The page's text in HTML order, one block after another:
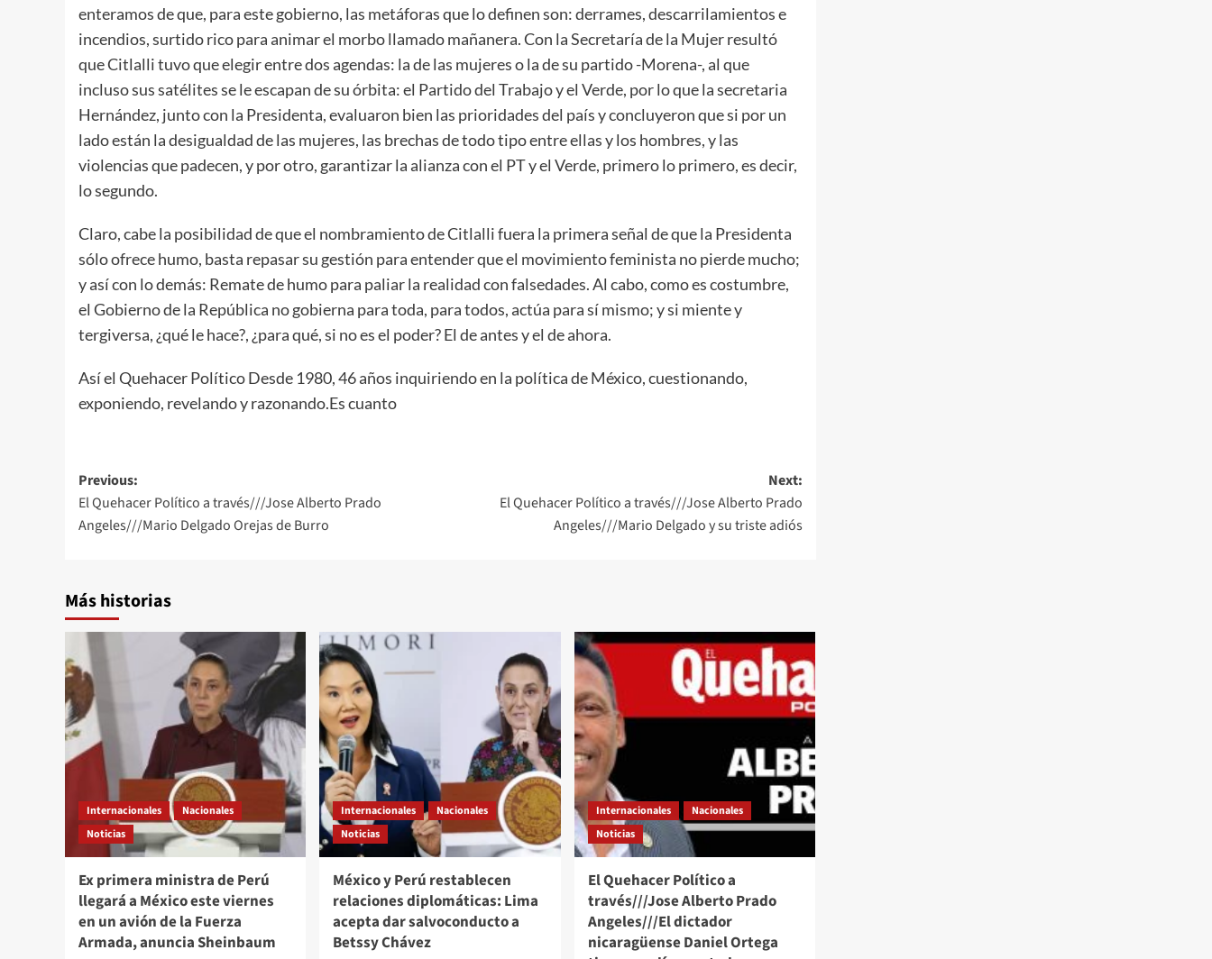
enteramos de que, para este gobierno, las metáforas que lo definen son: derrames, descarrilamientos e
incendios, surtido rico para animar el morbo llamado mañanera. Con la Secretaría de la Mujer resultó
que Citlalli tuvo que elegir entre dos agendas: la de las mujeres o la de su partido -Morena-, al que
incluso sus satélites se le escapan de su órbita: el Partido del Trabajo y el Verde, por lo que la secretaria
Hernández, junto con la Presidenta, evaluaron bien las prioridades del país y concluyeron que si por un
lado están la desigualdad de las mujeres, las brechas de todo tipo entre ellas y los hombres, y las
violencias que padecen, y por otro, garantizar la alianza con el PT y el Verde, primero lo primero, es decir,
lo segundo.
Claro, cabe la posibilidad de que el nombramiento de Citlalli fuera la primera señal de que la Presidenta
sólo ofrece humo, basta repasar su gestión para entender que el movimiento feminista no pierde mucho;
y así con lo demás: Remate de humo para paliar la realidad con falsedades. Al cabo, como es costumbre,
el Gobierno de la República no gobierna para toda, para todos, actúa para sí mismo; y si miente y
tergiversa, ¿qué le hace?, ¿para qué, si no es el poder? El de antes y el de ahora.
Así el Quehacer Político Desde 1980, 46 años inquiriendo en la política de México, cuestionando,
exponiendo, revelando y razonando.Es cuanto
Post
navigation
Previous:
El Quehacer Político a través///Jose Alberto Prado
Angeles///Mario Delgado Orejas de Burro
Next:
El Quehacer Político a través///Jose Alberto Prado
Angeles///Mario Delgado y su triste adiós
Más historias
Internacionales
Nacionales
Noticias
Ex primera ministra de Perú
llegará a México este viernes
en un avión de la Fuerza
Armada, anuncia Sheinbaum
Internacionales
Nacionales
Noticias
México y Perú restablecen
relaciones diplomáticas: Lima
acepta dar salvoconducto a
Betssy Chávez
Internacionales
Nacionales
Noticias
El Quehacer Político a
través///Jose Alberto Prado
Angeles///El dictador
nicaragüense Daniel Ortega